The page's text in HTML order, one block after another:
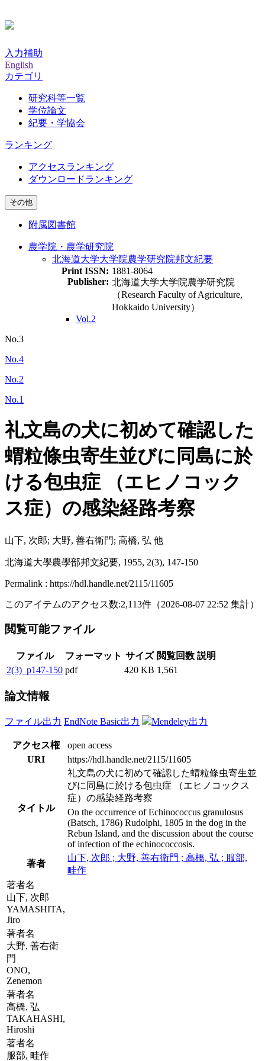
入力補助
English
カテゴリ
研究科等一覧
学位論文
紀要・学協会
ランキング
アクセスランキング
ダウンロードランキング
その他
附属図書館
農学院・農学研究院
北海道大学大学院農学研究院邦文紀要
Print ISSN: 1881-8064
Publisher: 北海道大学大学院農学研究院
（Research Faculty of Agriculture,
Hokkaido University）
Vol.2
No.3
No.4
No.2
No.1
礼文島の犬に初めて確認した
蝟粒條虫寄生並びに同島に於
ける包虫症 （エヒノコック
ス症）の感染経路考察
山下, 次郎; 大野, 善右衛門; 高橋, 弘 他
北海道大學農學部邦文紀要, 1955, 2(3), 147-150
Permalink : https://hdl.handle.net/2115/11605
このアイテムのアクセス数:2,113件 （2026-08-07 22:52 集計）
閲覧可能ファイル
ファイル フォーマット サイズ 閲覧回数 説明
2(3)_p147-150 pdf 420 KB 1,561
論文情報
ファイル出力 EndNote Basic出力 Mendeley出力
アクセス権
open access
URI
https://hdl.handle.net/2115/11605
タイトル
礼文島の犬に初めて確認した蝟粒條虫寄生並
びに同島に於ける包虫症 （エヒノコックス
症）の感染経路考察
On the occurrence of Echinococcus granulosus
(Batsch, 1786) Rudolphi, 1805 in the dog in the
Rebun Island, and the discussion about the course
of infection of the echinococcosis.
著者
山下, 次郎 ; 大野, 善右衛門 ; 高橋, 弘 ; 服部,
畦作
著者名
山下, 次郎
YAMASHITA,
Jiro
著者名
大野, 善右衛
門
ONO,
Zenemon
著者名
高橋, 弘
TAKAHASHI,
Hiroshi
著者名
服部, 畦作